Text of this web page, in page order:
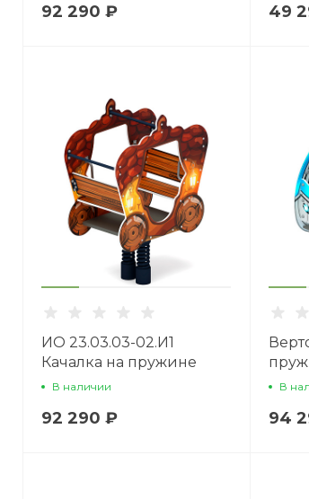
92 290 ₽ 49
ИО 23.03.03-02.И1
Качалка на пружине
карета Желудь
В наличии
92 290 ₽
В
94